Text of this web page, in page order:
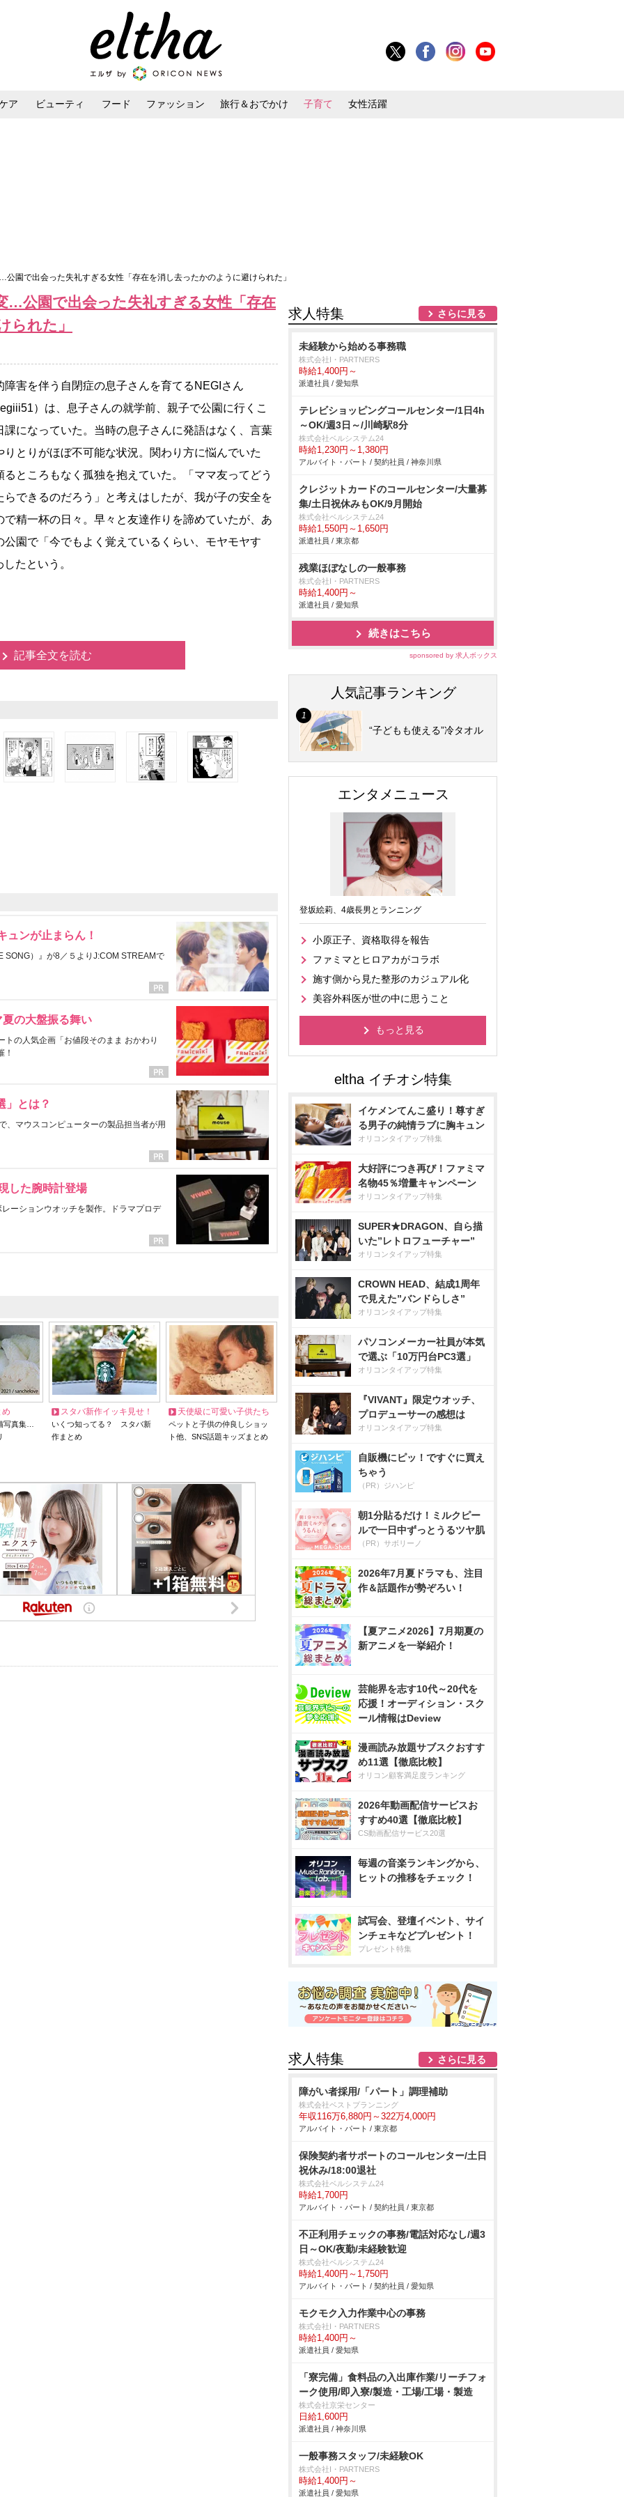
ア ビューティ フード ファッション 旅行＆おでかけ 子育て 女性活躍
園で出会った失礼すぎる女性「存在を消し去ったかのように避けられた」
…公園で出会った失礼すぎる女性「存在
られた」
害を伴う自閉症の息子さんを育てるNEGIさん
）は、息子さんの就学前、親子で公園に行くこ
課になっていた。当時の息子さんに発語はなく、言葉
りとりがほぼ不可能な状況。関わり方に悩んでいた
るところもなく孤独を抱えていた。「ママ友ってどう
できるのだろう」と考えはしたが、我が子の安全を
で精一杯の日々。早々と友達作りを諦めていたが、あ
公園で「今でもよく覚えているくらい、モヤモヤす
たという。
記事全文を読む
ュンが止まらん！
SONG）』が8／５よりJ:COM STREAMで
の大盤振る舞い
の人気企画「お値段そのまま おかわり
！
」とは？
、マウスコンピューターの製品担当者が用
した腕時計登場
ーションウオッチを製作。ドラマプロデ
め
写真集…
スタバ新作イッキ見せ！
いくつ知ってる？ スタバ新
作まとめ
天使級に可愛い子供たち
ペットと子供の仲良しショッ
ト他、SNS話題キッズまとめ
求人特集 さらに見る
未経験から始める事務職
株式会社I・PARTNERS
時給1,400円～
派遣社員 / 愛知県
テレビショッピングコールセンター/1日4h
～OK/週3日～/川崎駅8分
株式会社ベルシステム24
時給1,230円～1,380円
アルバイト・パート / 契約社員 / 神奈川県
クレジットカードのコールセンター/大量募
集/土日祝休みもOK/9月開始
株式会社ベルシステム24
時給1,550円～1,650円
派遣社員 / 東京都
残業ほぼなしの一般事務
株式会社I・PARTNERS
時給1,400円～
派遣社員 / 愛知県
続きはこちら
sponsored by 求人ボックス
人気記事ランキング
“子どもも使える”冷タオル
エンタメニュース
登坂絵莉、4歳長男とランニング
小原正子、資格取得を報告
ファミマとヒロアカがコラボ
施す側から見た整形のカジュアル化
美容外科医が世の中に思うこと
もっと見る
イケメンてんこ盛り！尊すぎ
る男子の純情ラブに胸キュン
オリコンタイアップ特集
大好評につき再び！ファミマ
名物45％増量キャンペーン
オリコンタイアップ特集
SUPER★DRAGON、自ら描
いた”レトロフューチャー”
オリコンタイアップ特集
CROWN HEAD、結成1周年
で見えた”バンドらしさ”
オリコンタイアップ特集
パソコンメーカー社員が本気
で選ぶ「10万円台PC3選」
オリコンタイアップ特集
『VIVANT』限定ウオッチ、
プロデューサーの感想は
オリコンタイアップ特集
自販機にピッ！ですぐに買え
ちゃう
（PR）ジハンピ
朝1分貼るだけ！ミルクピー
ルで一日中ずっとうるツヤ肌
（PR）サボリーノ
2026年7月夏ドラマも、注目
作＆話題作が勢ぞろい！
【夏アニメ2026】7月期夏の
新アニメを一挙紹介！
芸能界を志す10代～20代を
応援！オーディション・スク
ール情報はDeview
漫画読み放題サブスクおすす
め11選【徹底比較】
オリコン顧客満足度ランキング
2026年動画配信サービスお
すすめ40選【徹底比較】
CS動画配信サービス20選
毎週の音楽ランキングから、
ヒットの推移をチェック！
試写会、登壇イベント、サイ
ンチェキなどプレゼント！
プレゼント特集
求人特集 さらに見る
障がい者採用/「パート」調理補助
株式会社ベストプランニング
年収116万6,880円～322万4,000円
アルバイト・パート / 東京都
保険契約者サポートのコールセンター/土日
祝休み/18:00退社
株式会社ベルシステム24
時給1,700円
アルバイト・パート / 契約社員 / 東京都
不正利用チェックの事務/電話対応なし/週3
日～OK/夜勤/未経験歓迎
株式会社ベルシステム24
時給1,400円～1,750円
アルバイト・パート / 契約社員 / 愛知県
モクモク入力作業中心の事務
株式会社I・PARTNERS
時給1,400円～
派遣社員 / 愛知県
「寮完備」食料品の入出庫作業/リーチフォ
ーク使用/即入寮/製造・工場/工場・製造
株式会社京栄センター
日給1,600円
派遣社員 / 神奈川県
一般事務スタッフ/未経験OK
株式会社I・PARTNERS
時給1,400円～
派遣社員 / 愛知県